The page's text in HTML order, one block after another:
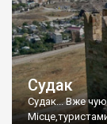
Судак
Судак... Вже